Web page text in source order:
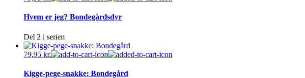
Hvem er jeg? Bondegårdsdyr
Del 2 i serien
79,95 kr.
Kigge-pege-snakke: Bondegård